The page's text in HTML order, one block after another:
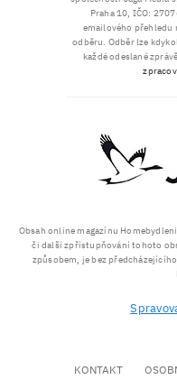
Obsah online magazínu
či další zpřístupňování tohoto
způsobem, je bez
Praha 10, IČO:
emailového přehledu
odběru. Odběr lze
každé odeslané
KONTAKT